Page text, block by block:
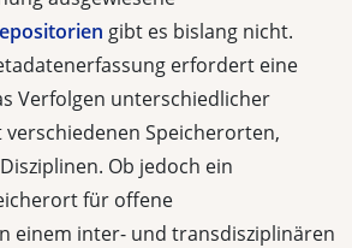
gibt es bislang nicht.
erfordert eine
Verfolgen un­terschiedlicher
Speicherorten,
Ob jedoch ein
für offene
einem inter- und transdisziplinären